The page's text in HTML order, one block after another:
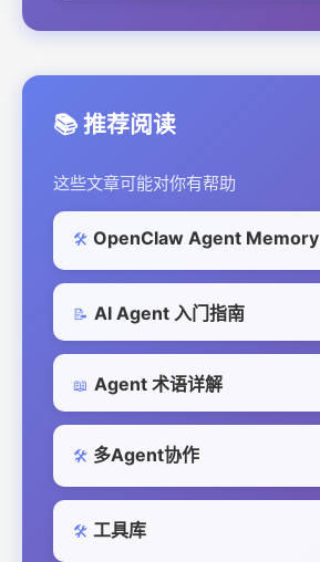
📚 推荐阅读
这些文章可能对你有帮助
🛠️ OpenClaw Agent Memory
📝 AI Agent 入门指南
📖 Agent 术语详解
🛠️ 多Agent协作
🛠️ 工具库